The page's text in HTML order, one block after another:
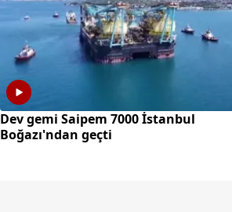
Dev gemi Saipem 7000 İstanbul
Boğazı'ndan geçti